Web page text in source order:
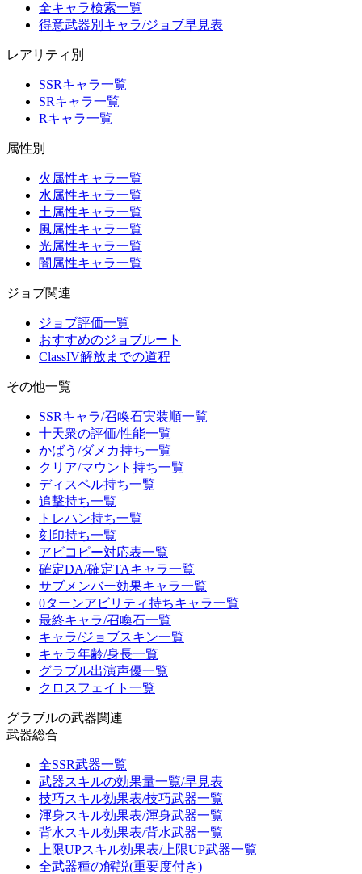
全キャラ検索一覧
得意武器別キャラ/ジョブ早見表
レアリティ別
SSRキャラ一覧
SRキャラ一覧
Rキャラ一覧
属性別
火属性キャラ一覧
水属性キャラ一覧
土属性キャラ一覧
風属性キャラ一覧
光属性キャラ一覧
闇属性キャラ一覧
ジョブ関連
ジョブ評価一覧
おすすめのジョブルート
ClassIV解放までの道程
その他一覧
SSRキャラ/召喚石実装順一覧
十天衆の評価/性能一覧
かばう/ダメカ持ち一覧
クリア/マウント持ち一覧
ディスペル持ち一覧
追撃持ち一覧
トレハン持ち一覧
刻印持ち一覧
アビコピー対応表一覧
確定DA/確定TAキャラ一覧
サブメンバー効果キャラ一覧
0ターンアビリティ持ちキャラ一覧
最終キャラ/召喚石一覧
キャラ/ジョブスキン一覧
キャラ年齢/身長一覧
グラブル出演声優一覧
クロスフェイト一覧
グラブルの武器関連
武器総合
全SSR武器一覧
武器スキルの効果量一覧/早見表
技巧スキル効果表/技巧武器一覧
渾身スキル効果表/渾身武器一覧
背水スキル効果表/背水武器一覧
上限UPスキル効果表/上限UP武器一覧
全武器種の解説(重要度付き)